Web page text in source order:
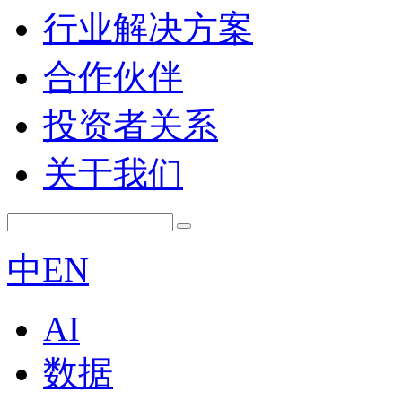
行业解决方案
合作伙伴
投资者关系
关于我们
中EN
AI
数据